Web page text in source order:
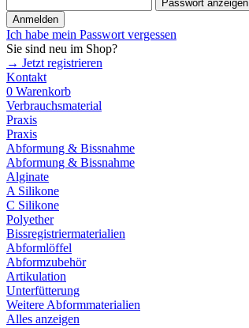
Passwort anzeigen
Anmelden
Ich habe mein Passwort vergessen
Sie sind neu im Shop?
→ Jetzt registrieren
Kontakt
0 Warenkorb
Verbrauchsmaterial
Praxis
Praxis
Abformung & Bissnahme
Abformung & Bissnahme
Alginate
A Silikone
C Silikone
Polyether
Bissregistriermaterialien
Abformlöffel
Abformzubehör
Artikulation
Unterfütterung
Weitere Abformmaterialien
Alles anzeigen